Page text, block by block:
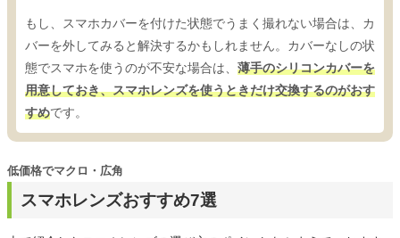
もし、スマホカバーを付けた状態でうまく撮れない場合は、カ
バーを外してみると解決するかもしれません。カバーなしの状
態でスマホを使うのが不安な場合は、 薄手のシリコンカバーを
用意しておき、スマホレンズを使うときだけ交換するのがおす
すめです。
スマホレンズおすすめ7選
低価格でマクロ・広角